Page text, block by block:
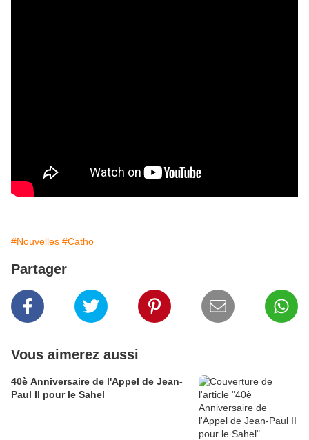
#Nouvelles #Catho
Partager
Vous aimerez aussi
40è Anniversaire de l'Appel de Jean-
Paul II pour le Sahel